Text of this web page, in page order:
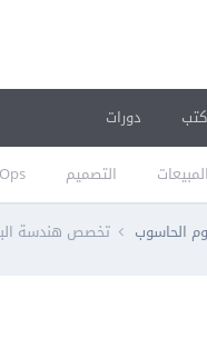
التصميم
كتب دورات
الحاسوب تخصص هندسة